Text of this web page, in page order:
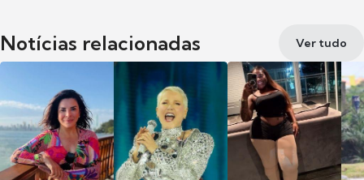
Notícias relacionadas Ver tudo